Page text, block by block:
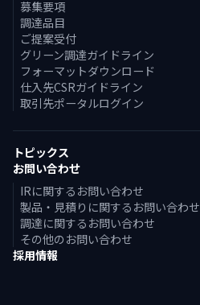
募集要項
調達品目
ご提案受付
グリーン調達ガイドライン
フォーマットダウンロード
仕入先CSRガイドライン
取引先ポータルログイン
トピックス
お問い合わせ
IRに関するお問い合わせ
製品・見積りに関するお問い合わせ
調達に関するお問い合わせ
その他のお問い合わせ
採用情報